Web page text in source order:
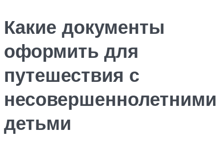
Какие документы
оформить для
путешествия с
несовершеннолетними
детьми